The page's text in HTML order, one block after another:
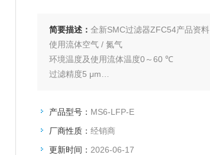
简要描述： 全新SMC过滤器ZFC54产品资料
使用流体空气 / 氮气
环境温度及使用流体温度0～60 ℃
过滤精度5 μm
保证耐压力 [MPa]1.5 MPa
内容积4.5 cm³
滤芯更换压差100（真空压 20） kPa
产品型号： MS6-LFP-E
厂商性质： 经销商
更新时间： 2026-06-17